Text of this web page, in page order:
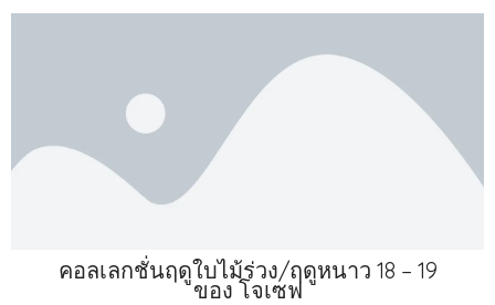
คอลเลกชั่นฤดูใบไม้ร่วง/ฤดูหนาว 18 – 19
ของ โจเซฟ